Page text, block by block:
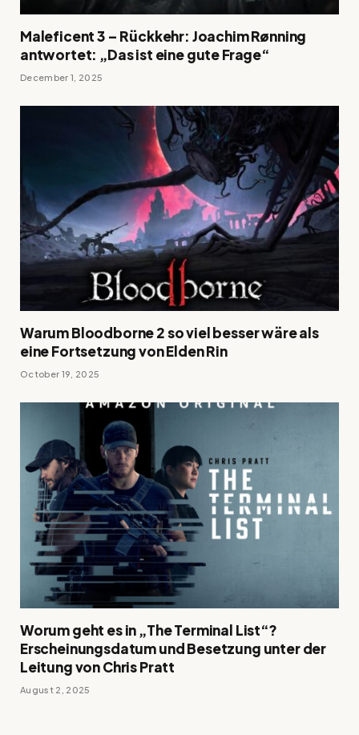
Maleficent 3 – Rückkehr: Joachim Rønning
antwortet: „Das ist eine gute Frage“
December 1, 2025
Warum Bloodborne 2 so viel besser wäre als
eine Fortsetzung von Elden Rin
October 19, 2025
Worum geht es in „The Terminal List“?
Erscheinungsdatum und Besetzung unter der
Leitung von Chris Pratt
August 2, 2025